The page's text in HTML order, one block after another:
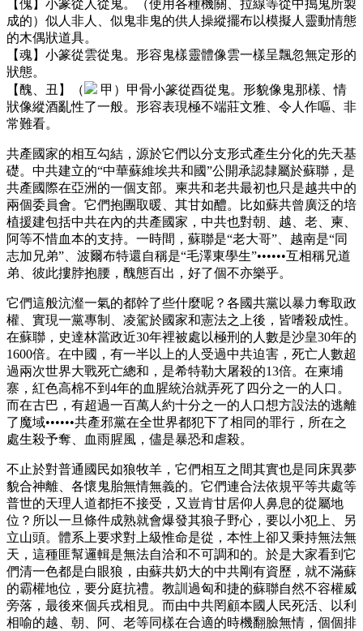
【傀】小篆從人從鬼。（使用各種機關、拉線等從中搗鬼所製
成的）似人非人、似鬼非鬼的供人操縱擺布以模擬人靈動情態
的木偶狀道具。
【魂】小篆從雲從鬼。形容鬼樣靈體像雲一樣呈飄忽無定形的
狀態。
【醜、丑】（
甲）甲骨小篆從酉從鬼。形貌像鬼那樣、情
狀像縱酒亂性了一般。形容表現極不端莊文雅、令人作嘔、非
常難看。
共產國家的相互勾結，源於它們以分支形式產生分化的先天基
礎。中共建立的“中華蘇維埃共和國”公開承認隸屬於蘇聯，是
共產國際在亞洲的一個支部。柬共和老共最初也只是越共中的
兩個委員會。它們抱團取暖、其甘如醴。比如蘇共曾廣泛的培
植援建包括中共在內的共產國家，中共也對朝、越、老、柬、
阿等不惜血本的支持。一時間，蘇聯是“老大哥”、越南是“同
志加兄弟”、波爾布特還自稱是“毛澤東學生”••••••互相稱兄道
弟、彼此摟脖抱腰，醜態百出，好了個不亦樂乎。
它們這般沆瀣一氣的都幹了些什麼呢？各國共黨以暴力奪取政
權、實現一黨專制、凌駕於國家和憲法之上後，皆嗜殺成性。
在蘇聯，史達林當政近30年裡被處以極刑的人數是沙皇30年的
1600倍。在中國，有一半以上的人受過中共迫害，死亡人數超
過兩次世界大戰死亡總和，是希特勒大屠殺的13倍。在柬埔
寨，紅色高棉不到4年的血腥統治就弄死了四分之一的人口。
而在古巴，有超過一百萬人約十分之一的人口想方設法的逃離
了魔域••••••共產邪黨在全世界都犯下了相同的罪行，所在之
處生殺予奪、血雨腥風，儘是暴恐和虐殺。
不止於對普通國民如狼牧羊，它們相互之間其實也是同床異夢
貌合神離、各懷鬼胎無情無義的。它們連合法依規平等共處等
普世的天理人道都拒不接受，又豈肯甘居仰人鼻息的從屬地
位？所以一旦條件成熟就會爆發其狼子野心，要以小犯上、另
立山頭。體系上要求對上級惟命是從，本性上卻又秉持無法無
天，這種匪幫邏輯是無法自洽和不可調和的。於是大家看到它
們清一色都是白眼狼，由蘇共奶大的中共剛有資歷，就不滿蘇
的霸權地位，要分庭抗禮。教訓過匈和捷的蘇聯自然不容權威
旁落，最後來個兵戎相見。而由中共罔顧本國人民死活、以利
相喻的越、朝、阿、老等同樣在合適的時機翻臉無情，個個排